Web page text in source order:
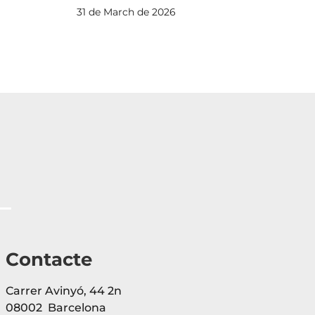
31 de March de 2026
Contacte
Carrer Avinyó, 44 2n
08002 Barcelona